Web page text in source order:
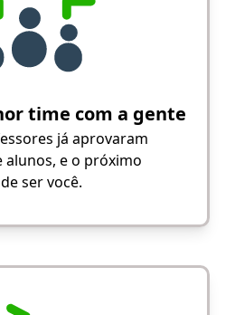
time com a gente
já aprovaram
alunos, e o próximo
ser você.